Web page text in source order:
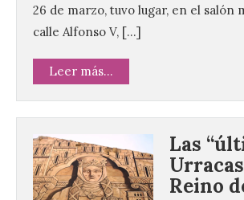
26 de marzo, tuvo lugar, en el salón
calle Alfonso V, […]
Leer más...
Las
Reino